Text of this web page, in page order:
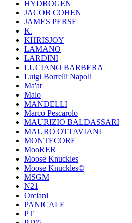
HYDROGEN
JACOB COHEN
JAMES PERSE
K.
KHRISJOY
LAMANO
LARDINI
LUCIANO BARBERA
Luigi Borrelli Napoli
Ma'at
Malo
MANDELLI
Marco Pescarolo
MAURIZIO BALDASSARI
MAURO OTTAVIANI
MONTECORE
MooRER
Moose Knuckles
Moose Knuckles©️
MSGM
N21
Orciani
PANICALE
PT